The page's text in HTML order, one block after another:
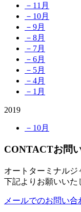
－11月
－10月
－9月
－8月
－7月
－6月
－5月
－4月
－1月
2019
－10月
CONTACTお問
オートターミナル
下記よりお願いいた
メールでのお問い合